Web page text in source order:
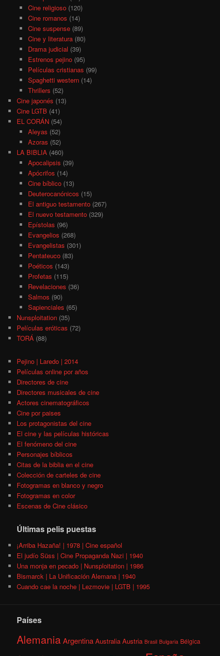
Cine religioso(120)
Cine romanos (14)
Cine suspense(89)
Cine y literatura(80)
Drama judicial (39)
Estrenos pejino(95)
Películas cristianas (99)
Spaghetti western(14)
Thrillers (52)
Cine japonés (13)
Cine LGTB (41)
EL CORÁN (54)
Aleyas (52)
Azoras (52)
LA BIBLIA (460)
Apocalipsis (39)
Apócrifos (14)
Cine bíblico(13)
Deuterocanónicos (15)
El antiguo testamento(267)
El nuevo testamento(329)
Epístolas (96)
Evangelios (268)
Evangelistas (301)
Pentateuco(83)
Poéticos (143)
Profetas (115)
Revelaciones (36)
Salmos (90)
Sapienciales (65)
Nunsploitation (35)
Películas eróticas (72)
TORÁ (88)
Pejino | Laredo | 2014
Películas online por años
Directores de cine
Directores musicales de cine
Actores cinematográficos
Cine por paises
Los protagonistas del cine
El cine y las películas históricas
El fenómeno del cine
Personajes bíblicos
Citas de la biblia en el cine
Colección de carteles de cine
Fotogramas en blanco y negro
Fotogramas en color
Escenas de Cine clásico
Últimas pelis puestas
¡Arriba Hazaña! | 1978 | Cine español
El judío Süss | Cine Propaganda Nazi | 1940
Una monja en pecado | Nunsploitation | 1986
Bismarck | La Unificación Alemana | 1940
Cuando cae la noche | Lezmovie | LGTB | 1995
Países
AlemaniaArgentina Australia Austria Brasil Bulgaria Bélgica